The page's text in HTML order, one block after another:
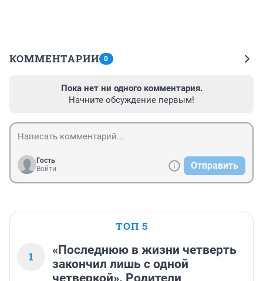
КОММЕНТАРИИ 0
Пока нет ни одного комментария.
Начните обсуждение первым!
Гость
Войти
Отправить
ТОП 5
1
«Последнюю в жизни четверть
закончил лишь с одной
четверкой». Родители